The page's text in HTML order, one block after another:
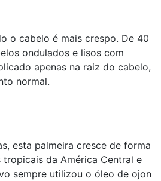
o cabelo é mais crespo. De 40
ondulados e lisos com
apenas na raiz do cabelo,
normal.
esta palmeira cresce de forma
da América Central e
sempre utilizou o óleo de ojon